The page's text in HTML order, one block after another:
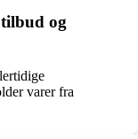
og
varer fra